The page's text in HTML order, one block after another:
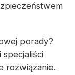
porady?
specjaliści
rozwiązanie.